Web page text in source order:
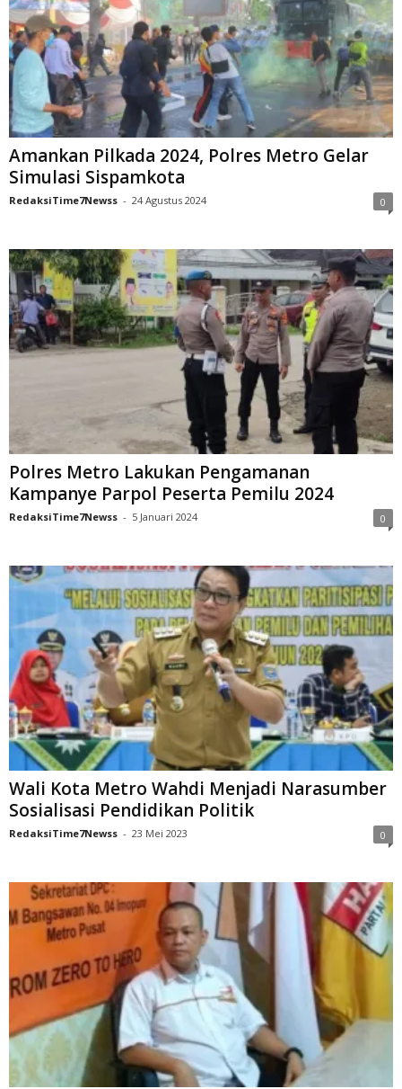
Amankan Pilkada 2024, Polres Metro Gelar
Simulasi Sispamkota
RedaksiTime7Newss - 24 Agustus 2024 0
Polres Metro Lakukan Pengamanan
Kampanye Parpol Peserta Pemilu 2024
RedaksiTime7Newss - 5 Januari 2024 0
Wali Kota Metro Wahdi Menjadi Narasumber
Sosialisasi Pendidikan Politik
RedaksiTime7Newss - 23 Mei 2023 0